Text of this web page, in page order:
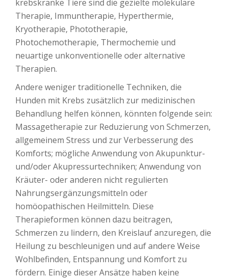
krebskranke Tiere sind die gezielte molekulare
Therapie, Immuntherapie, Hyperthermie,
Kryotherapie, Phototherapie,
Photochemotherapie, Thermochemie und
neuartige unkonventionelle oder alternative
Therapien.
Andere weniger traditionelle Techniken, die
Hunden mit Krebs zusätzlich zur medizinischen
Behandlung helfen können, könnten folgende sein:
Massagetherapie zur Reduzierung von Schmerzen,
allgemeinem Stress und zur Verbesserung des
Komforts; mögliche Anwendung von Akupunktur-
und/oder Akupressurtechniken; Anwendung von
Kräuter- oder anderen nicht regulierten
Nahrungsergänzungsmitteln oder
homöopathischen Heilmitteln. Diese
Therapieformen können dazu beitragen,
Schmerzen zu lindern, den Kreislauf anzuregen, die
Heilung zu beschleunigen und auf andere Weise
Wohlbefinden, Entspannung und Komfort zu
fördern. Einige dieser Ansätze haben keine